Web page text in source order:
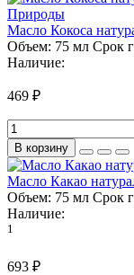
Масло Кокоса
Объем: 75 мл Срок
Наличие:
469 ₽
В корзину
Масло Какао
Объем: 75 мл Срок
Наличие:
1
693 ₽